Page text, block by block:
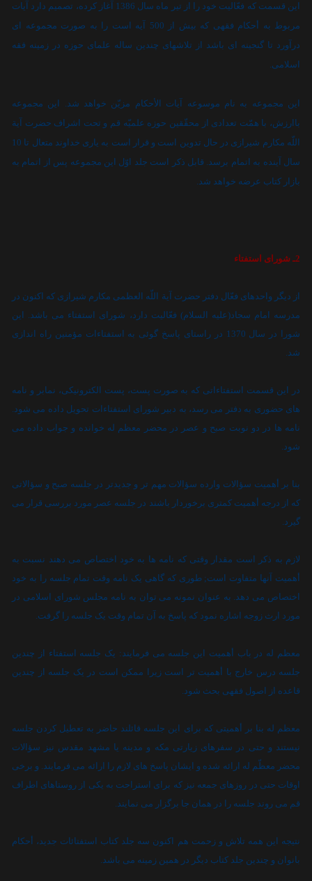
اين قسمت که فعّاليت خود را از تير ماه سال 1386 آغاز کرده، تصميم دارد آيات
مربوط به أحکام فقهى که بيش از 500 آيه است را به صورت مجموعه اى
درآورد تا گنجينه اى باشد از تلاشهاى چندين ساله علماى حوزه در زمينه فقه
اسلامى.
اين مجموعه به نام موسوعه آيات الأحکام مزيّن خواهد شد. اين مجموعه
باارزش، با همّت تعدادى از محقّقين حوزه علميّه قم و تحت اشراف حضرت آية
اللّه مکارم شيرازى در حال تدوين است و قرار است به يارى خداوند متعال تا 10
سال آينده به اتمام برسد. قابل ذکر است جلد اوّل اين مجموعه پس از اتمام به
بازار کتاب عرضه خواهد شد.
2ـ شوراى استفتاء
از ديگر واحدهاى فعّال دفتر حضرت آية اللّه العظمى مکارم شيرازى که اکنون در
مدرسه امام سجاد(عليه السلام) فعّاليت دارد، شوراى استفتاء مى باشد. اين
شورا در سال 1370 در راستاى پاسخ گوئى به استفتاءات مؤمنين راه اندازى
شد.
در اين قسمت استفتاءاتى که به صورت پست، پست الکترونيکى، نمابر و نامه
هاى حضورى به دفتر مى رسد، به دبير شوراى استفتاءات تحويل داده مى شود.
نامه ها در دو نوبت صبح و عصر در محضر معظم له خوانده و جواب داده مى
شود.
بنا بر أهميت سؤالات وارده سؤالات مهم تر و جديدتر در جلسه صبح و سؤالاتى
که از درجه أهميت کمترى برخوردار باشند در جلسه عصر مورد بررسى قرار مى
گيرد.
لازم به ذکر است مقدار وقتى که نامه ها به خود اختصاص مى دهند نسبت به
أهميت آنها متفاوت است; طورى که گاهى يک نامه وقت تمام جلسه را به خود
اختصاص مى دهد. به عنوان نمونه مى توان به نامه مجلس شوراى اسلامى در
مورد ارث زوجه اشاره نمود که پاسخ به آن تمام وقت يک جلسه را گرفت.
معظم له در باب أهميت اين جلسه مى فرمايند: يک جلسه استفتاء از چندين
جلسه درس خارج با أهميت تر است زيرا ممکن است در يک جلسه از چندين
قاعده از اصول فقهى بحث شود.
معظم له بنا بر أهميتى که براى اين جلسه قائلند حاضر به تعطيل کردن جلسه
نيستند و حتى در سفرهاى زيارتى مکه و مدينه يا مشهد مقدس نيز سؤالات
محضر معظّم له ارائه شده و ايشان پاسخ هاى لازم را ارائه مى فرمايند. و برخى
اوقات حتى در روزهاى جمعه نيز که براى استراحت به يکى از روستاهاى اطراف
قم مى روند جلسه را در همان جا برگزار مى نمايند.
نتيجه اين همه تلاش و زحمت هم اکنون سه جلد کتاب استفتائات جديد، أحکام
بانوان و چندين جلد کتاب ديگر در همين زمينه مى باشد.